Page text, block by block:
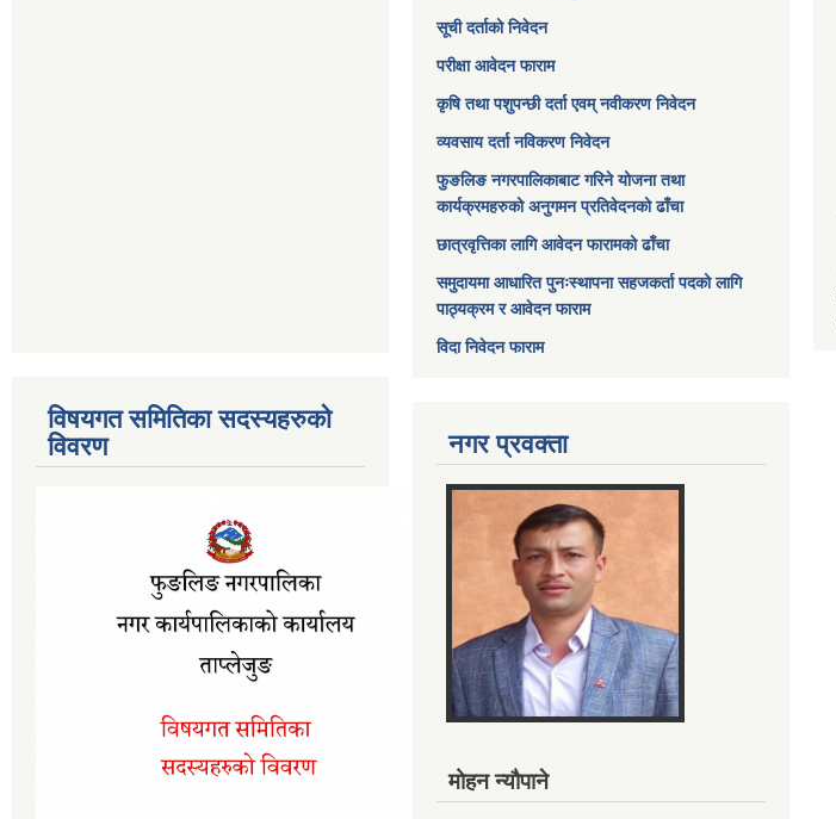
विषयगत समितिका सदस्यहरुको
विवरण
सूची दर्ताको निवेदन
परीक्षा आवेदन फाराम
कृषि तथा पशुपन्छी दर्ता एवम् नवीकरण निवेदन
व्यवसाय दर्ता नविकरण निवेदन
फुङलिङ नगरपालिकाबाट गरिने योजना तथा
कार्यक्रमहरुको अनुगमन प्रतिवेदनको ढाँचा
छात्रवृत्तिका लागि आवेदन फारामको ढाँचा
समुदायमा आधारित पुनःस्थापना सहजकर्ता पदको लागि
पाठ्यक्रम र आवेदन फाराम
विदा निवेदन फाराम
नगर प्रवक्ता
मोहन न्यौपाने